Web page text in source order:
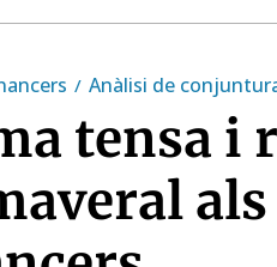
Anàlisi de
tensa i